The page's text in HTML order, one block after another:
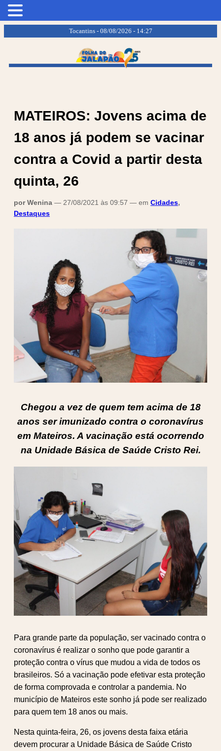
Tocantins - 08/08/2026 - 14:27
MATEIROS: Jovens acima de
18 anos já podem se vacinar
contra a Covid a partir desta
quinta, 26
por Wenina — 27/08/2021 às 09:57 — em Cidades,
Destaques
Chegou a vez de quem tem acima de 18
anos ser imunizado contra o coronavírus
em Mateiros. A vacinação está ocorrendo
na Unidade Básica de Saúde Cristo Rei.
Para grande parte da população, ser vacinado contra o
coronavírus é realizar o sonho que pode garantir a
proteção contra o vírus que mudou a vida de todos os
brasileiros. Só a vacinação pode efetivar esta proteção
de forma comprovada e controlar a pandemia. No
município de Mateiros este sonho já pode ser realizado
para quem tem 18 anos ou mais.
Nesta quinta-feira, 26, os jovens desta faixa etária
devem procurar a Unidade Básica de Saúde Cristo